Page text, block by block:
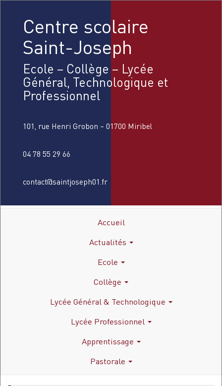
Centre scolaire
Saint-Joseph
Ecole – Collège – Lycée
Général, Technologique et
Professionnel
101, rue Henri Grobon – 01700 Miribel
04 78 55 29 66
contact@saintjoseph01.fr
Accueil
Actualités
Ecole
Collège
Lycée Général & Technologique
Lycée Professionnel
Apprentissage
Pastorale